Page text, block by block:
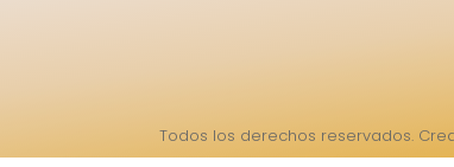
Todos los derechos reservados.